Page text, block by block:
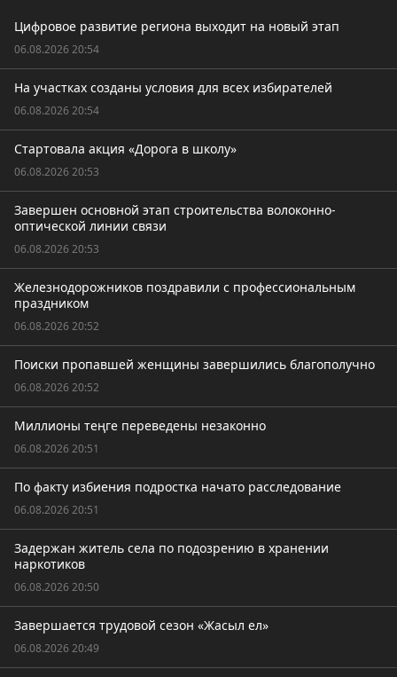
Цифровое развитие региона выходит на новый этап
06.08.2026 20:54
На участках созданы условия для всех избирателей
06.08.2026 20:54
Стартовала акция «Дорога в школу»
06.08.2026 20:53
Завершен основной этап строительства волоконно-
оптической линии связи
06.08.2026 20:53
Железнодорожников поздравили с профессиональным
праздником
06.08.2026 20:52
Поиски пропавшей женщины завершились благополучно
06.08.2026 20:52
Миллионы теңге переведены незаконно
06.08.2026 20:51
По факту избиения подростка начато расследование
06.08.2026 20:51
Задержан житель села по подозрению в хранении
наркотиков
06.08.2026 20:50
Завершается трудовой сезон «Жасыл ел»
06.08.2026 20:49